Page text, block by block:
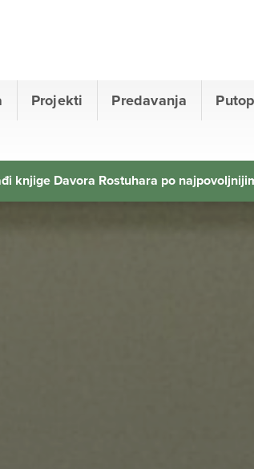
Projekti Predavanja
knjige Davora Rostuhara po